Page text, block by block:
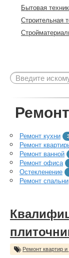
Бытовая
Строительная
Ремонт кухни
Ремонт
Ремонт ванной
Ремонт офиса
Остекленение
Ремонт спальни
Ремонт квартир